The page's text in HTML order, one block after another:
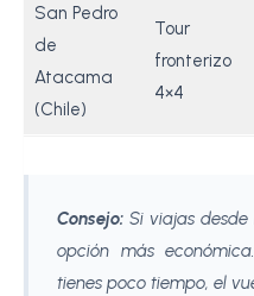
San Pedro
de
Atacama
(Chile)
Tour
fronterizo
4×4
Consejo: Si viajas desde
opción más
tienes poco tiempo, el